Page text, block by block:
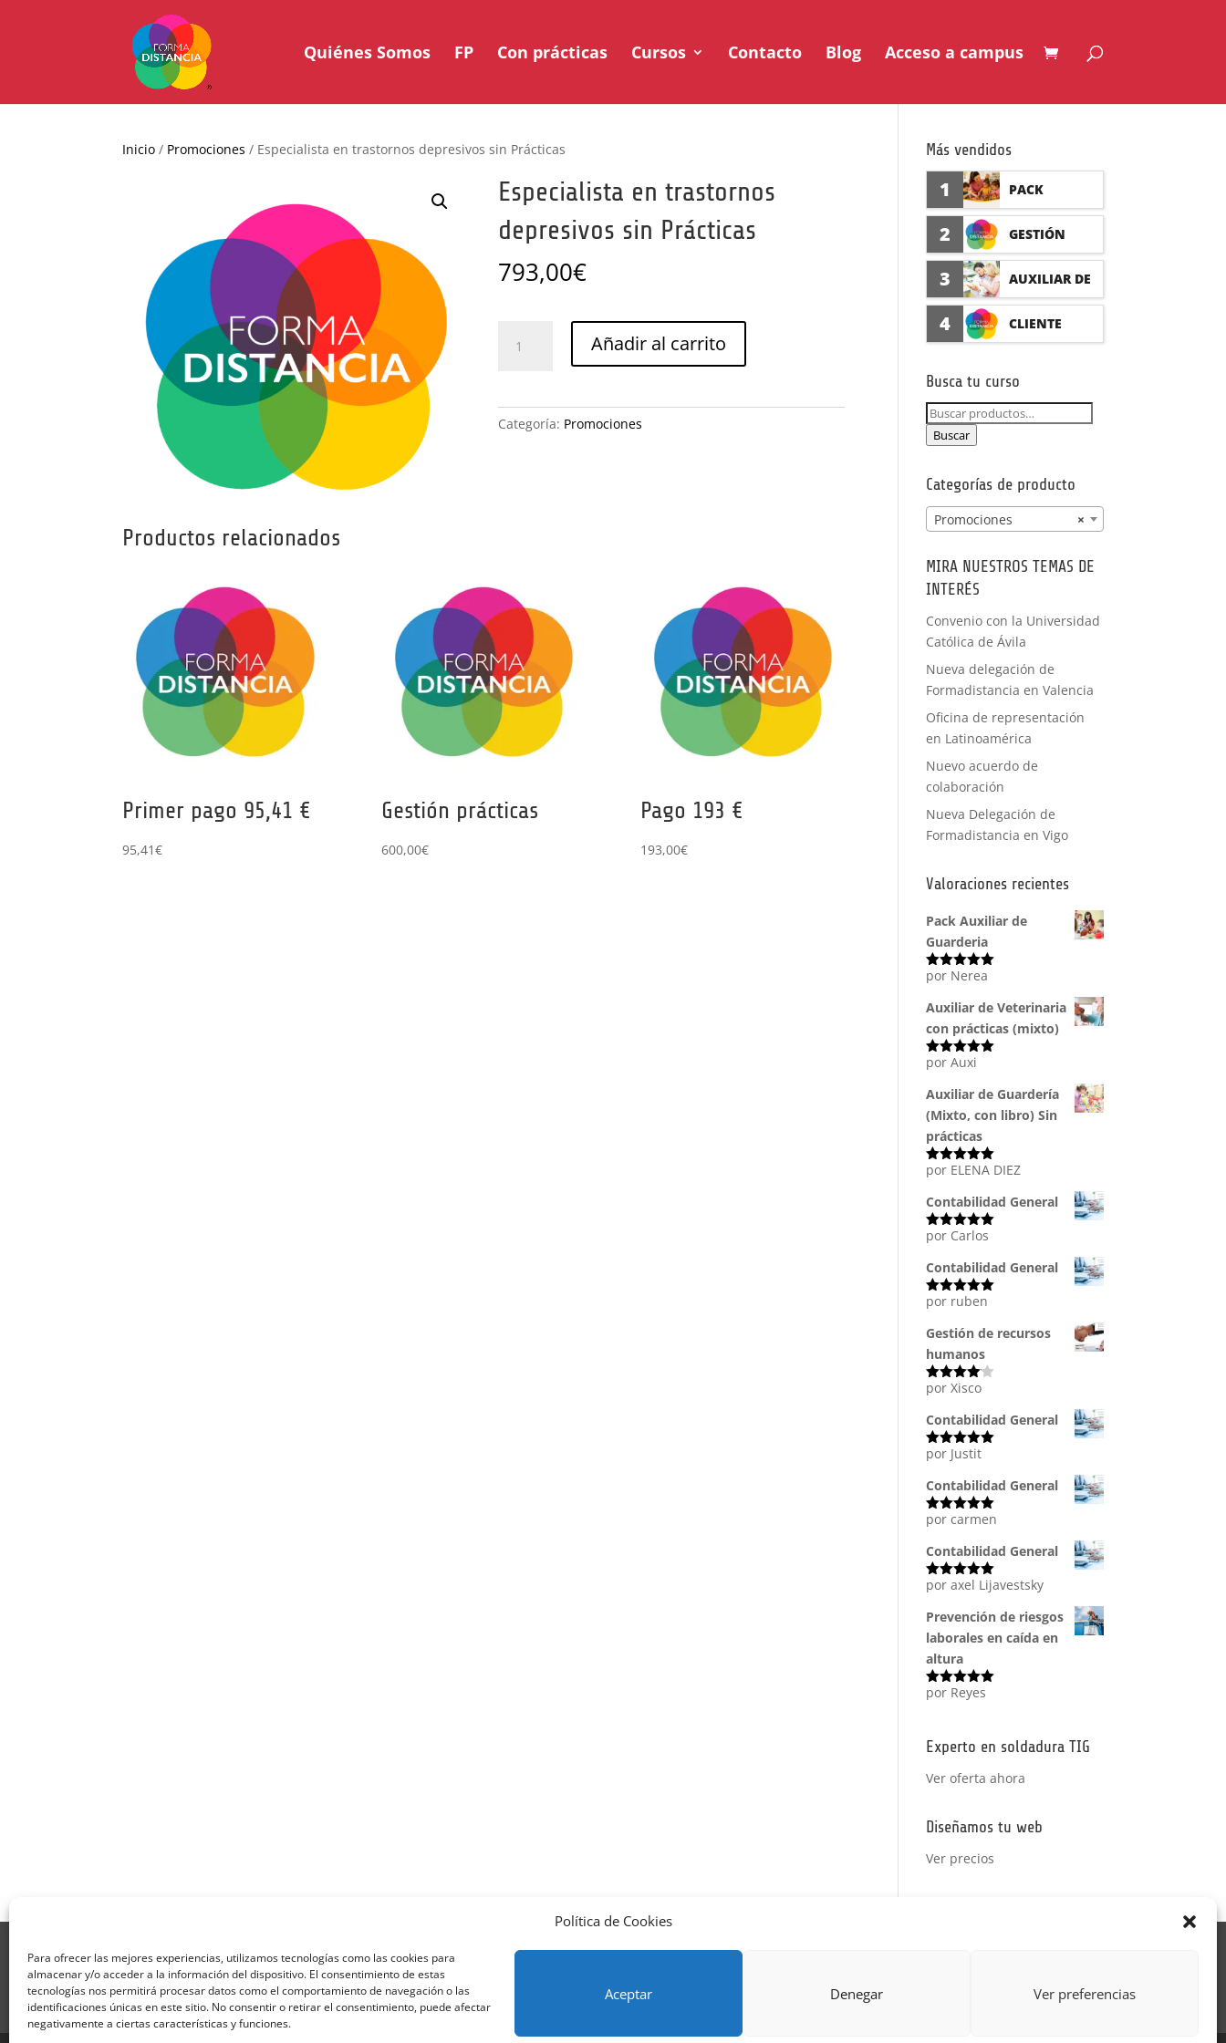
Política de Cookies
Para ofrecer las mejores experiencias, utilizamos tecnologías como las cookies para
almacenar y/o acceder a la información del dispositivo. El consentimiento de estas
tecnologías nos permitirá procesar datos como el comportamiento de navegación o las
identificaciones únicas en este sitio. No consentir o retirar el consentimiento, puede afectar
negativamente a ciertas características y funciones.
Aceptar Denegar Ver preferencias
Quiénes Somos FP Con prácticas Cursos Contacto Blog Acceso a campus
Inicio / Promociones / Especialista en trastornos depresivos sin Prácticas
Especialista en trastornos
depresivos sin Prácticas
793,00€
Prácticas
Añadir al carrito
Categoría: Promociones
Productos relacionados
Primer pago 95,41 €
95,41€
Gestión prácticas
600,00€
Pago 193 €
193,00€
Más vendidos
1 PACK
AUXILIAR DE
GUARDERÍA
CON
2 GESTIÓN
SEGURO DE
ACCIDENTES
(PRÁCTICAS
FORMATIVAS)
3 AUXILIAR DE
FARMACIA Y
IA CON
PRÁCTICAS
4 CLIENTE
Busca tu curso
Buscar
por:
Buscar
Categorías de producto
×
Promociones
MIRA NUESTROS TEMAS DE
INTERÉS
Convenio con la Universidad
Católica de Ávila
Nueva delegación de
Formadistancia en Valencia
Oficina de representación
en Latinoamérica
Nuevo acuerdo de
colaboración
Nueva Delegación de
Formadistancia en Vigo
Valoraciones recientes
Pack Auxiliar de
Guarderia
Valorado
por Nerea
Auxiliar de Veterinaria
con prácticas (mixto)
Valorado
por Auxi
Auxiliar de Guardería
(Mixto, con libro) Sin
prácticas
Valorado
por ELENA DIEZ
Contabilidad General
Valorado
por Carlos
Contabilidad General
Valorado
por ruben
Gestión de recursos
humanos
Valorado
5
por Xisco
Contabilidad General
Valorado
por Justit
Contabilidad General
Valorado
por carmen
Contabilidad General
Valorado
por axel Lijavestsky
Prevención de riesgos
laborales en caída en
altura
Valorado
por Reyes
Experto en soldadura TIG
Ver oferta ahora
Diseñamos tu web
Ver precios
Términos y condiciones – Contrato de matrícula
Política de Cookies
Formulario de Datos necesarios para alta
Métodos de pago SEQURA
Formulario de responsabilidad de APPCC
Plantilla formación bonificada Formación Obligatoria según Sector
Formulario uso de imagen
Encuesta
Contacto Centros colaboradores